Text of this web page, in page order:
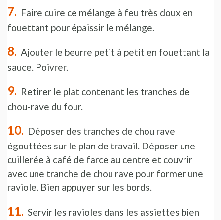
Faire cuire ce mélange à feu très doux en
fouettant pour épaissir le mélange.
Ajouter le beurre petit à petit en fouettant la
sauce. Poivrer.
Retirer le plat contenant les tranches de
chou-rave du four.
Déposer des tranches de chou rave
égouttées sur le plan de travail. Déposer une
cuillerée à café de farce au centre et couvrir
avec une tranche de chou rave pour former une
raviole. Bien appuyer sur les bords.
Servir les ravioles dans les assiettes bien